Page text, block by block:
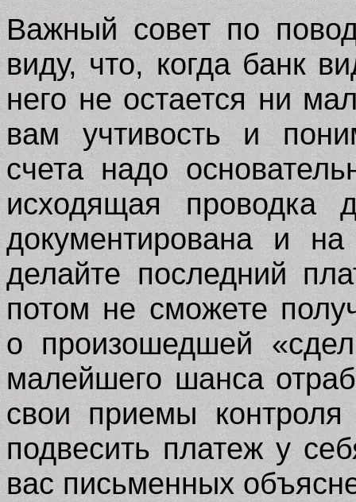
Важный совет по
виду, что, когда банк
него не остается ни
вам учтивость и
счета надо
исходящая проводка
документирована и
делайте последний
потом не сможете
о произошедшей
малейшего шанса
свои приемы
подвесить платеж у
вас письменных